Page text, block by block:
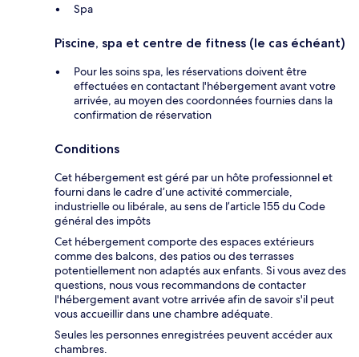
Spa
Piscine, spa et centre de fitness (le cas échéant)
Pour les soins spa, les réservations doivent être
effectuées en contactant l'hébergement avant votre
arrivée, au moyen des coordonnées fournies dans la
confirmation de réservation
Conditions
Cet hébergement est géré par un hôte professionnel et
fourni dans le cadre d’une activité commerciale,
industrielle ou libérale, au sens de l’article 155 du Code
général des impôts
Cet hébergement comporte des espaces extérieurs
comme des balcons, des patios ou des terrasses
potentiellement non adaptés aux enfants. Si vous avez des
questions, nous vous recommandons de contacter
l'hébergement avant votre arrivée afin de savoir s'il peut
vous accueillir dans une chambre adéquate.
Seules les personnes enregistrées peuvent accéder aux
chambres.